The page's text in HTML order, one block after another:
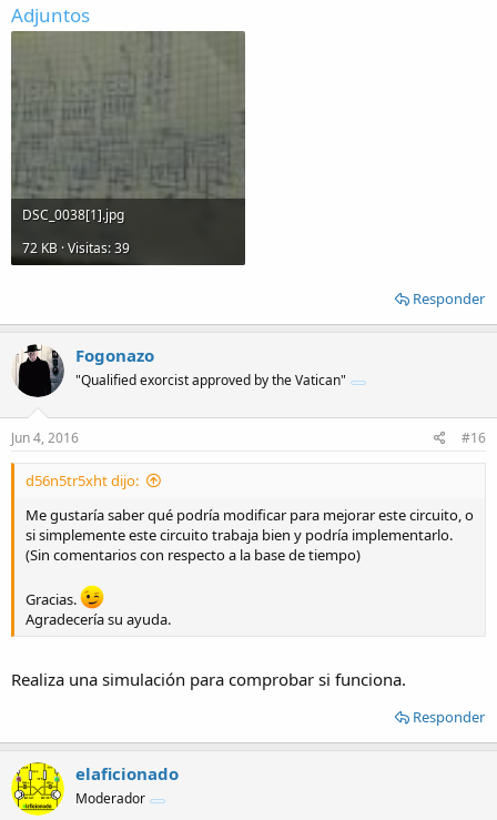
Adjuntos
DSC_0038[1].jpg
72 KB · Visitas: 39
Responder
Fogonazo
"Qualified exorcist approved by the Vatican"
Jun 4, 2016 #16
d56n5tr5xht dijo:
Me gustaría saber qué podría modificar para mejorar este circuito, o
si simplemente este circuito trabaja bien y podría implementarlo.
(Sin comentarios con respecto a la base de tiempo)
Gracias.
Agradecería su ayuda.
Realiza una simulación para comprobar si funciona.
Responder
elaficionado
Moderador